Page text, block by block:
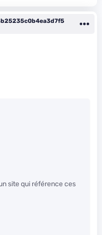
site qui référence ces